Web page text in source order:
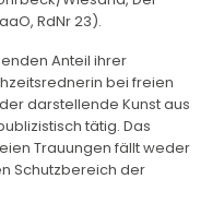
RdNr 23).
Anteil ihrer
bei freien
darstellende Kunst aus
tätig. Das
Trauungen fällt weder
Schutzbereich der